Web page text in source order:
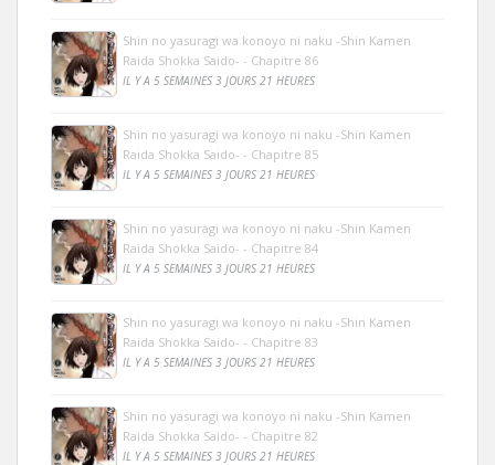
Shin no yasuragi wa konoyo ni naku -Shin Kamen
Raida Shokka Saido- - Chapitre 86
IL Y A 5 SEMAINES 3 JOURS 21 HEURES
Shin no yasuragi wa konoyo ni naku -Shin Kamen
Raida Shokka Saido- - Chapitre 85
IL Y A 5 SEMAINES 3 JOURS 21 HEURES
Shin no yasuragi wa konoyo ni naku -Shin Kamen
Raida Shokka Saido- - Chapitre 84
IL Y A 5 SEMAINES 3 JOURS 21 HEURES
Shin no yasuragi wa konoyo ni naku -Shin Kamen
Raida Shokka Saido- - Chapitre 83
IL Y A 5 SEMAINES 3 JOURS 21 HEURES
Shin no yasuragi wa konoyo ni naku -Shin Kamen
Raida Shokka Saido- - Chapitre 82
IL Y A 5 SEMAINES 3 JOURS 21 HEURES